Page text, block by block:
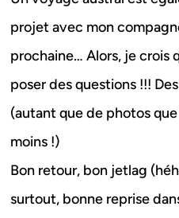
projet avec mon
prochaine… Alors, je crois
poser des questions !!!
(autant que de photos
moins !)
Bon retour, bon jetlag
surtout, bonne reprise